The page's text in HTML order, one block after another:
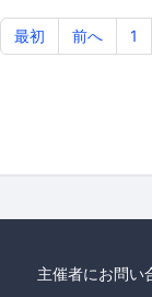
最初 前へ 1
主催者にお問い